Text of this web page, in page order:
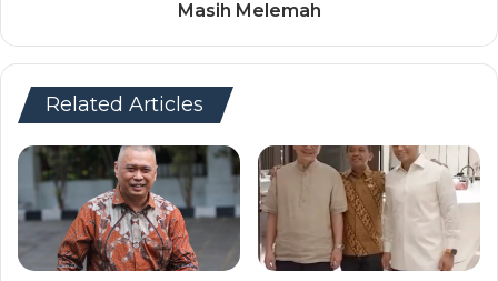
Masih Melemah
Related Articles